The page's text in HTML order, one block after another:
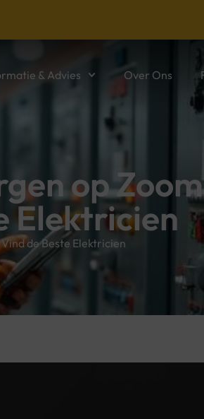
& Advies Over Ons
op Zoom
Elektricien
de Beste Elektricien